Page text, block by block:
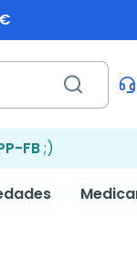
FB;)